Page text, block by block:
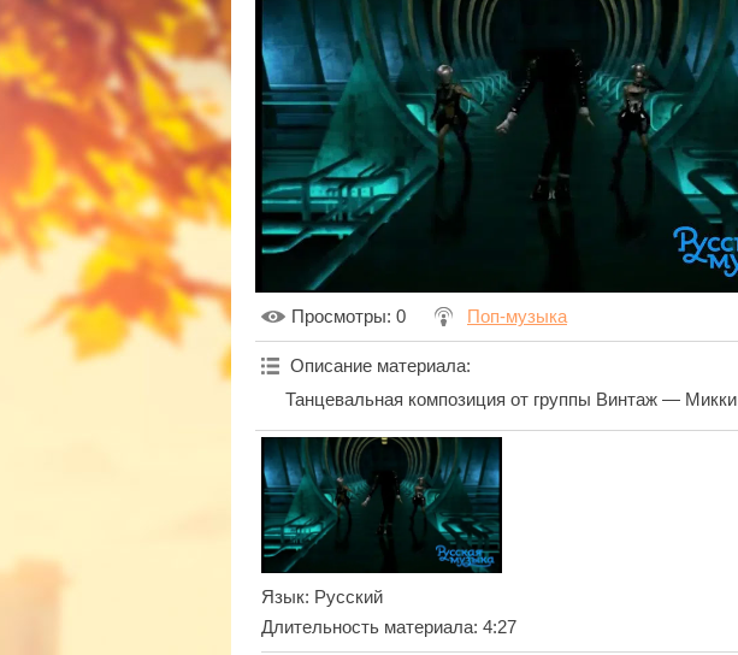
Просмотры: 0 Поп-музыка
Описание материала:
Танцевальная композиция от группы Винтаж — Микки
Язык: Русский
Длительность материала: 4:27